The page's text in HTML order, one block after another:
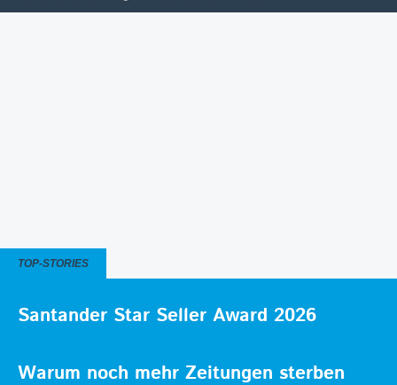
TOP-STORIES
Santander Star Seller Award 2026
Warum noch mehr Zeitungen sterben